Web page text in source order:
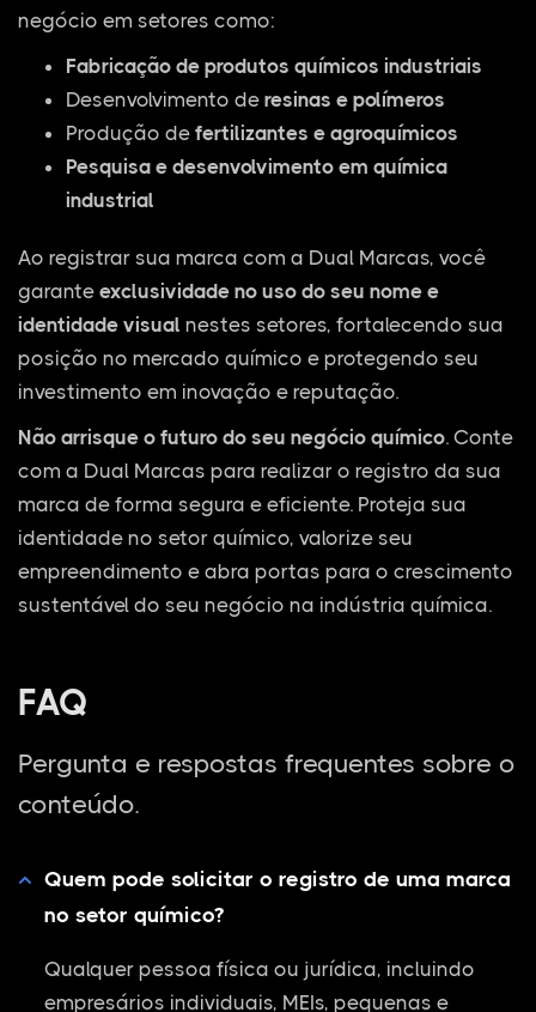
negócio em setores como:
Fabricação de produtos químicos industriais
Desenvolvimento de resinas e polímeros
Produção de fertilizantes e agroquímicos
Pesquisa e desenvolvimento em química
industrial
Ao registrar sua marca com a Dual Marcas, você
garante exclusividade no uso do seu nome e
identidade visual nestes setores, fortalecendo sua
posição no mercado químico e protegendo seu
investimento em inovação e reputação.
Não arrisque o futuro do seu negócio químico. Conte
com a Dual Marcas para realizar o registro da sua
marca de forma segura e eficiente. Proteja sua
identidade no setor químico, valorize seu
empreendimento e abra portas para o crescimento
sustentável do seu negócio na indústria química.
FAQ
Pergunta e respostas frequentes sobre o
conteúdo.
Quem pode solicitar o registro de uma marca
no setor químico?
Qualquer pessoa física ou jurídica, incluindo
empresários individuais, MEIs, pequenas e